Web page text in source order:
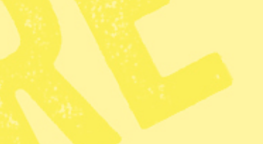
Läs även:
Många oroliga för höga veterinärpriser
KATEGORI
Djurrätt
TAGGAR
Djursjukvård Djurskydd